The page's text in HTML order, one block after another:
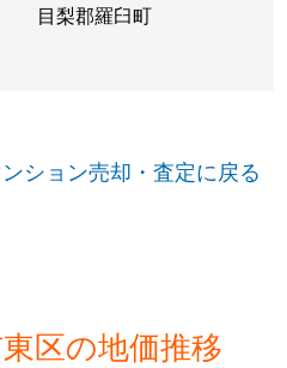
目梨郡羅臼町
ション売却・査定に戻る
区の地価推移